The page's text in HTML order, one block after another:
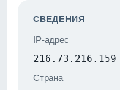
СВЕДЕНИЯ
IP-адрес
216.73.216.159
Страна